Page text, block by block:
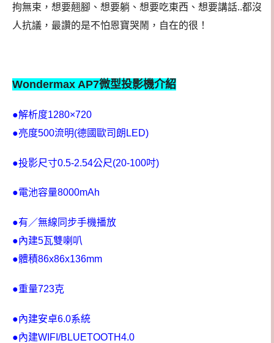
拘無束，想要翹腳、想要躺、想要吃東西、想要講話..都沒
人抗議，最讚的是不怕恩寶哭鬧，自在的很！
Wondermax AP7微型投影機介紹
●解析度1280×720
●亮度500流明(德國歐司朗LED)
●投影尺寸0.5-2.54公尺(20-100吋)
●電池容量8000mAh
●有／無線同步手機播放
●內建5瓦雙喇叭
●體積86x86x136mm
●重量723克
●內建安卓6.0系統
●內建WIFI/BLUETOOTH4.0